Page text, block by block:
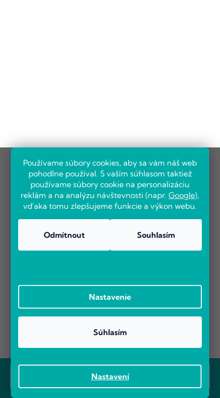
Používame súbory cookies, aby sa vám náš web
pohodlne používal. S vaším súhlasom taktiež
používame súbory cookie na personalizáciu
reklám a na analýzu návštevnosti (napr. Google),
vďaka tomu zlepšujeme funkcie a výkon webu.
Nastavení
Odmítnout Souhlasím
Nastavenie
Súhlasím
Prebieha Masaker cien! Navyše objednávky nad 100 EUR sú s
Odoberať newsletter